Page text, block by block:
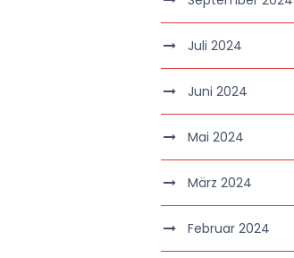
Juli 2024
Juni 2024
Mai 2024
März 2024
Februar 2024